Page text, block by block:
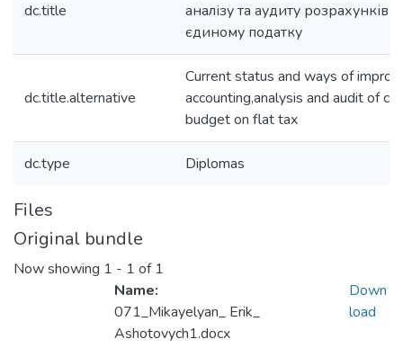
dc.title
аналізу та аудиту
єдиному податку
dc.title.alternative
Current status and ways of
accounting,analysis and audit of
budget on flat tax
dc.type Diplomas
Files
Original bundle
Now showing 1 - 1 of 1
Name:
071_Mikayelyan_ Erik_
Ashotovych1.docx
Down
load